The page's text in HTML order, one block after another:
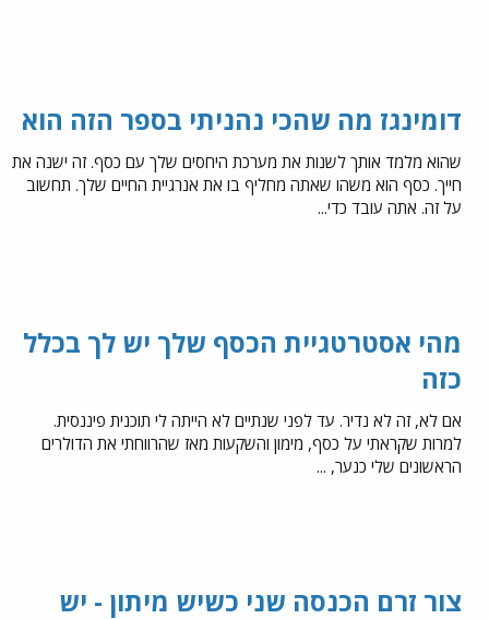
דומינגז מה שהכי נהניתי בספר הזה הוא
שהוא מלמד אותך לשנות את מערכת היחסים שלך עם כסף. זה ישנה את
חייך. כסף הוא משהו שאתה מחליף בו את אנרגיית החיים שלך. תחשוב
על זה. אתה עובד כדי...
מהי אסטרטגיית הכסף שלך יש לך בכלל
כזה
אם לא, זה לא נדיר. עד לפני שנתיים לא הייתה לי תוכנית פיננסית.
למרות שקראתי על כסף, מימון והשקעות מאז שהרווחתי את הדולרים
הראשונים שלי כנער, ...
צור זרם הכנסה שני כשיש מיתון - יש